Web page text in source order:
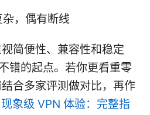
，偶有断线
简便性、兼容性和稳定
错的起点。若你更看重零
合多家评测做对比，再作
象级 VPN 体验：完整指